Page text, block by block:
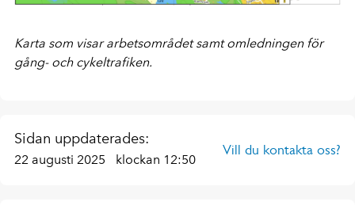
Karta som visar arbetsområdet samt omledningen för
gång- och cykeltrafiken.
Sidan uppdaterades:
22 augusti 2025 klockan 12:50
Vill du kontakta oss?